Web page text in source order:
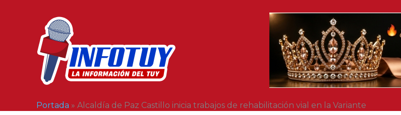
contenido
Portada » Alcaldía de Paz Castillo inicia trabajos de rehabilitación vial en la Variante